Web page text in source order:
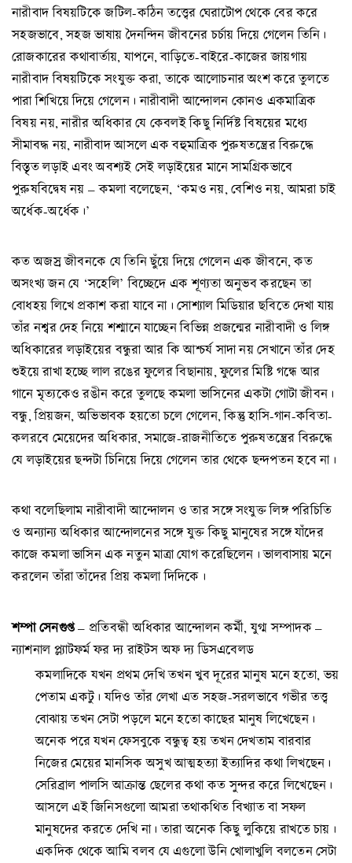
নারীবাদ বিষয়টিকে জটিল-কঠিন তত্ত্বের ঘেরাটোপ থেকে বের করে
সহজভাবে, সহজ ভাষায় দৈনন্দিন জীবনের চর্চায় দিয়ে গেলেন তিনি।
রোজকারের কথাবার্তায়, যাপনে, বাড়িতে-বাইরে-কাজের জায়গায়
নারীবাদ বিষয়টিকে সংযুক্ত করা, তাকে আলোচনার অংশ করে তুলতে
পারা শিখিয়ে দিয়ে গেলেন। নারীবাদী আন্দোলন কোনও একমাত্রিক
বিষয় নয়, নারীর অধিকার যে কেবলই কিছু নির্দিষ্ট বিষয়ের মধ্যে
সীমাবদ্ধ নয়, নারীবাদ আসলে এক বহুমাত্রিক পুরুষতন্ত্রের বিরুদ্ধে
বিস্তৃত লড়াই এবং অবশ্যই সেই লড়াইয়ের মানে সামগ্রিকভাবে
পুরুষবিদ্বেষ নয় – কমলা বলেছেন, ‘কমও নয়, বেশিও নয়, আমরা চাই
অর্ধেক-অর্ধেক।’
কত অজস্র জীবনকে যে তিনি ছুঁয়ে দিয়ে গেলেন এক জীবনে, কত
অসংখ্য জন যে ‘সহেলি’ বিচ্ছেদে এক শূণ্যতা অনুভব করছেন তা
বোধহয় লিখে প্রকাশ করা যাবে না। সোশ্যাল মিডিয়ার ছবিতে দেখা যায়
তাঁর নশ্বর দেহ নিয়ে শশ্মানে যাচ্ছেন বিভিন্ন প্রজন্মের নারীবাদী ও লিঙ্গ
অধিকারের লড়াইয়ের বন্ধুরা আর কি আশ্চর্য সাদা নয় সেখানে তাঁর দেহ
শুইয়ে রাখা হচ্ছে লাল রঙের ফুলের বিছানায়, ফুলের মিষ্টি গন্ধে আর
গানে মৃত্যকেও রঙীন করে তুলছে কমলা ভাসিনের একটা গোটা জীবন।
বন্ধু, প্রিয়জন, অভিভাবক হয়তো চলে গেলেন, কিন্তু হাসি-গান-কবিতা-
কলরবে মেয়েদের অধিকার, সমাজে-রাজনীতিতে পুরুষতন্ত্রের বিরুদ্ধে
যে লড়াইয়ের ছন্দটা চিনিয়ে দিয়ে গেলেন তার থেকে ছন্দপতন হবে না।
কথা বলেছিলাম নারীবাদী আন্দোলন ও তার সঙ্গে সংযুক্ত লিঙ্গ পরিচিতি
ও অন্যান্য অধিকার আন্দোলনের সঙ্গে যুক্ত কিছু মানুষের সঙ্গে যাঁদের
কাজে কমলা ভাসিন এক নতুন মাত্রা যোগ করেছিলেন। ভালবাসায় মনে
করলেন তাঁরা তাঁদের প্রিয় কমলা দিদিকে।
শম্পা সেনগুপ্ত– প্রতিবন্ধী অধিকার আন্দোলন কর্মী, যুগ্ম সম্পাদক –
ন্যাশনাল প্ল্যাটফর্ম ফর দ্য রাইটস অফ দ্য ডিসএবেলড
কমলাদিকে যখন প্রথম দেখি তখন খুব দূরের মানুষ মনে হতো, ভয়
পেতাম একটু। যদিও তাঁর লেখা এত সহজ-সরলভাবে গভীর তত্ত্ব
বোঝায় তখন সেটা পড়লে মনে হতো কাছের মানুষ লিখেছেন।
অনেক পরে যখন ফেসবুকে বন্ধুত্ব হয় তখন দেখতাম বারবার
নিজের মেয়ের মানসিক অসুখ আত্মহত্যা ইত্যাদির কথা লিখছেন।
সেরিব্রাল পালসি আক্রান্ত ছেলের কথা কত সুন্দর করে লিখেছেন।
আসলে এই জিনিসগুলো আমরা তথাকথিত বিখ্যাত বা সফল
মানুষদের করতে দেখি না। তারা অনেক কিছু লুকিয়ে রাখতে চায়।
একদিক থেকে আমি বলব যে এগুলো উনি খোলাখুলি বলতেন সেটা